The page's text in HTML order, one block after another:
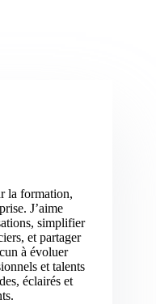
la formation,
J’aime
simplifier
et partager
à évoluer
et talents
éclairés et